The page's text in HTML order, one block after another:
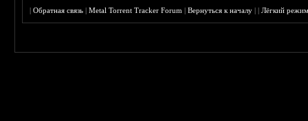
|Обратная связь |Metal Torrent Tracker Forum |Вернуться к началу ||Лёгкий